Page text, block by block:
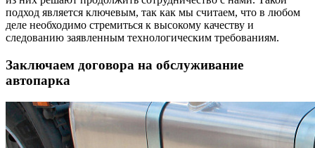
подход является ключевым, так как мы считаем, что в любом
деле необходимо стремиться к высокому качеству и
следованию заявленным технологическим требованиям.
Заключаем договора на обслуживание
автопарка